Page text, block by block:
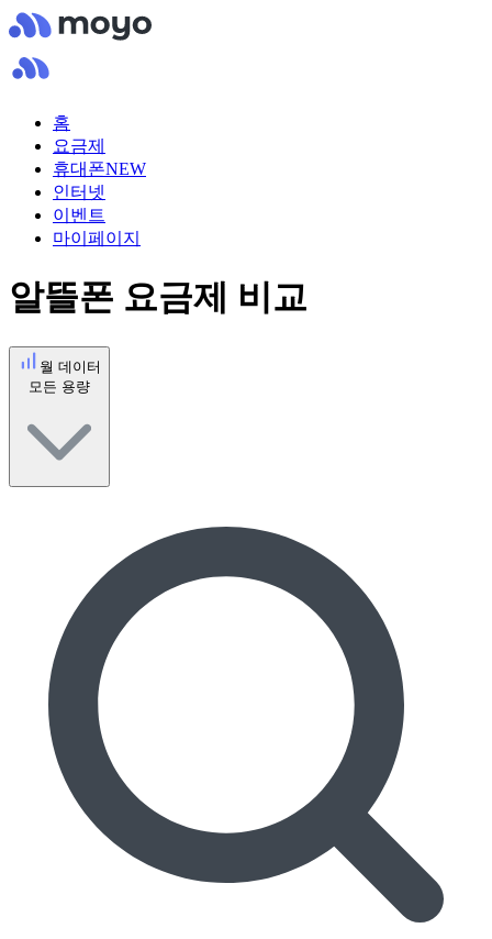
홈
요금제
휴대폰NEW
인터넷
이벤트
마이페이지
알뜰폰 요금제 비교
월 데이터
모든 용량